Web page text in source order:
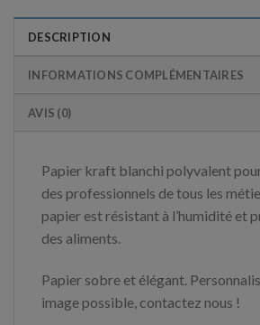
DESCRIPTION
INFORMATIONS COMPLÉMENTAIRES
AVIS (0)
Papier kraft blanchi polyvalent
des professionnels de tous les
papier est résistant à l’humidité et
des aliments.
Papier sobre et élégant.
image possible, contactez nous !